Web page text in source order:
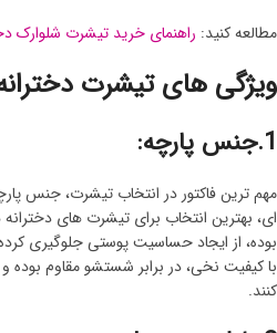
مطالعه کنید: راهنمای خرید تیشرت شلوارک
ویژگی های تیشرت
1.جنس پارچه:
مهم ترین فاکتور در انتخاب تیشرت، جنس
ای، بهترین انتخاب برای تیشرت های
بوده، از ایجاد حساسیت پوستی جلوگیری
با کیفیت نخی، در برابر شستشو مقاوم
کنند.